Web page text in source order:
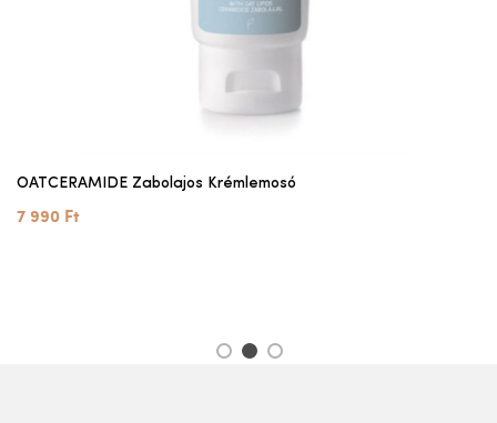
OATCERAMIDE Zabolajos Krémlemosó
7 990 Ft
1 2 3